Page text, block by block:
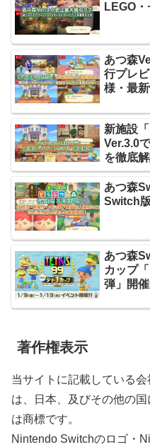
LEGO
あつ森
行プレ
様・最
新施設
Ver.3.0
を徹底
あつ森
Switch
あつ森
カップ
弾」開
著作権表示
当サイトに記載している
は、日本、及びその他の
は商標です。
Nintendo Switchのロゴ・